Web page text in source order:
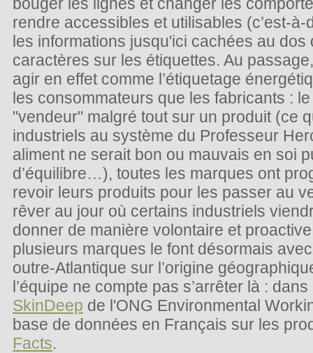
rendre accessibles et utilisables (c’est-
les informations jusqu'ici cachées au
caractères sur les étiquettes. Au
agir en effet comme l’étiquetage
les consommateurs que les fabricants :
"vendeur" malgré tout sur un produit (ce
industriels au système du Professeur
aliment ne serait bon ou mauvais en soi
d’équilibre…), toutes les marques ont
revoir leurs produits pour les passer au
rêver au jour où certains industriels
donner de manière volontaire et
plusieurs marques le font désormais
outre-Atlantique sur l’origine
l’équipe ne compte pas s’arrêter là :
SkinDeep de l'ONG Environmental
base de données en Français sur les
Facts.